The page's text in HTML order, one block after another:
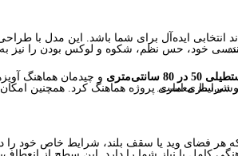
80 سانتی‌متری
شرایط معماری پروژه هماهنگ کرد. همچنین امکان
است.